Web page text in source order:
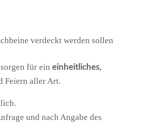
verdeckt werden sollen
für ein einheitliches,
Feiern aller Art.
und nach Angabe des